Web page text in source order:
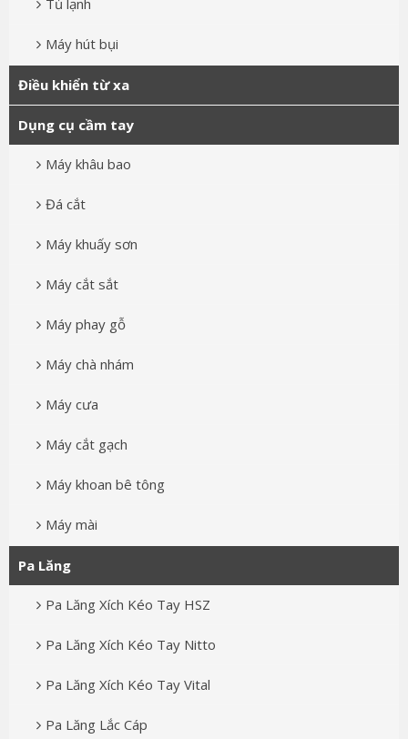
Tủ lạnh
Máy hút bụi
Điều khiển từ xa
Dụng cụ cầm tay
Máy khâu bao
Đá cắt
Máy khuấy sơn
Máy cắt sắt
Máy phay gỗ
Máy chà nhám
Máy cưa
Máy cắt gạch
Máy khoan bê tông
Máy mài
Pa Lăng
Pa Lăng Xích Kéo Tay HSZ
Pa Lăng Xích Kéo Tay Nitto
Pa Lăng Xích Kéo Tay Vital
Pa Lăng Lắc Cáp